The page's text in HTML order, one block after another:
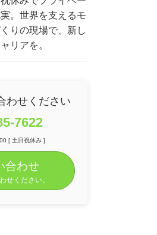
実。世界を支えるモ
くりの現場で、新し
リアを。
わせください
7622
[ 土日祝休み ]
合わせ
せください。